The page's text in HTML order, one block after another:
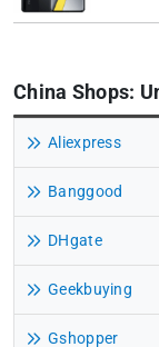
China Shops:
Aliexpress
Banggood
DHgate
Geekbuying
Gshopper